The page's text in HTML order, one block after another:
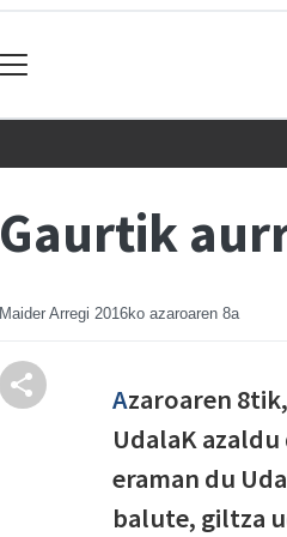
Gaurtik
Maider Arregi 2016ko azaroaren 8a
Azaroaren
UdalaK
eraman du
balute, giltza